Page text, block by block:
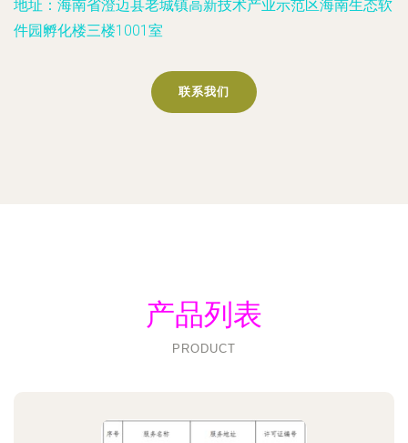
地址：海南省澄迈县老城镇高新技术产业示范区海南生态软
件园孵化楼三楼1001室
联系我们
产品列表
PRODUCT